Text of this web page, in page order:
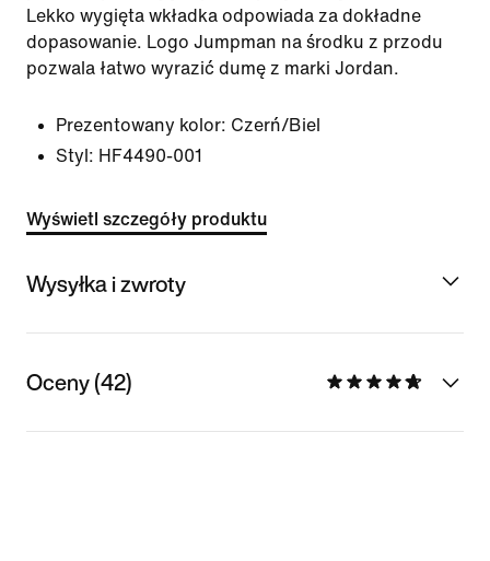
Lekko wygięta wkładka odpowiada za dokładne
dopasowanie. Logo Jumpman na środku z przodu
pozwala łatwo wyrazić dumę z marki Jordan.
Prezentowany kolor: Czerń/Biel
Styl: HF4490-001
Wyświetl szczegóły produktu
Wysyłka i zwroty
Oceny (42)